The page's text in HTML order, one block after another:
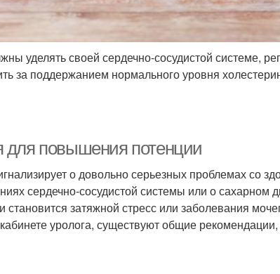
уделять своей сердечно-сосудистой системе,
за поддержанием нормального уровня
для повышения потенции
о довольно серьезных проблемах со
сердечно-сосудистой системы или о сахарном
становится затяжной стресс или заболевания
уролога, существуют общие